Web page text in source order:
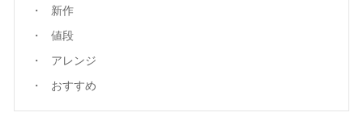
新作
値段
アレンジ
おすすめ